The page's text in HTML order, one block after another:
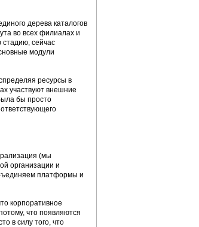
дерева каталогов
во всех филиалах и
сейчас
модули
ресурсы в
участвуют внешние
бы просто
(мы
организации и
платформы и
корпоративное
что появляются
в силу того, что